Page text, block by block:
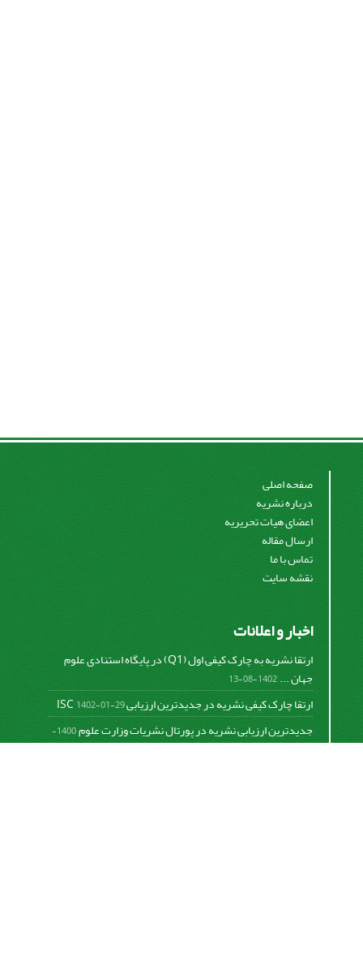
صفحه اصلی
درباره نشریه
اعضای هیات تحریریه
ارسال مقاله
تماس با ما
نقشه سایت
اخبار و اعلانات
ارتقا نشریه به چارک کیفی اول (Q1) در پایگاه استنادی علوم
جهان ...1402-08-13
ارتقا چارک کیفی نشریه در جدیدترین ارزیابی ISC1402-01-29
جدیدترین ارزیابی نشریه در پورتال نشریات وزارت علوم
1400-